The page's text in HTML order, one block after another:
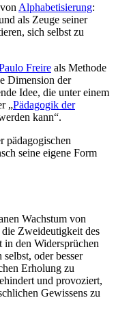
Alphabetisierung:
als Zeuge seiner
sich selbst zu
Freire als Methode
Dimension der
Idee, die unter einem
„Pädagogik der
kann“.
pädagogischen
seine eigene Form
Wachstum von
Zweideutigkeit des
den Widersprüchen
oder besser
Erholung zu
und provoziert,
Gewissens zu